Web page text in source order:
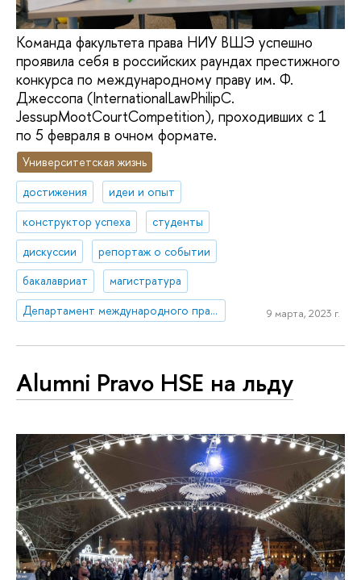
Команда факультета права НИУ ВШЭ успешно
проявила себя в российских раундах престижного
конкурса по международному праву им. Ф.
Джессопа (InternationalLawPhilipC.
JessupMootCourtCompetition), проходивших с 1
по 5 февраля в очном формате.
Университетская жизнь
достижения
идеи и опыт
конструктор успеха
студенты
дискуссии
репортаж о событии
бакалавриат
магистратура
Департамент международного права
9 марта, 2023 г.
Alumni Pravo HSE на льду